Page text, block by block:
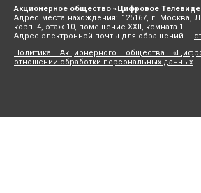
Акционерное общество «Цифровое
Адрес места нахождения: 125167, г. Москва,
корп. 4, этаж 10, помещение XXII, комната 1.
Адрес электронной почты для обращений —
Политика Акционерного общества
отношении обработки персональных данных